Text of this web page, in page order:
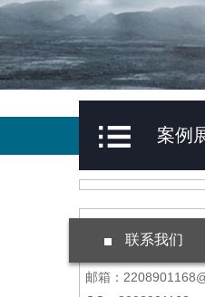
案例
联系我们
邮箱：